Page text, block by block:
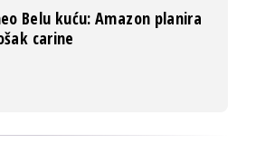
Belu kuću: Amazon planira
carine